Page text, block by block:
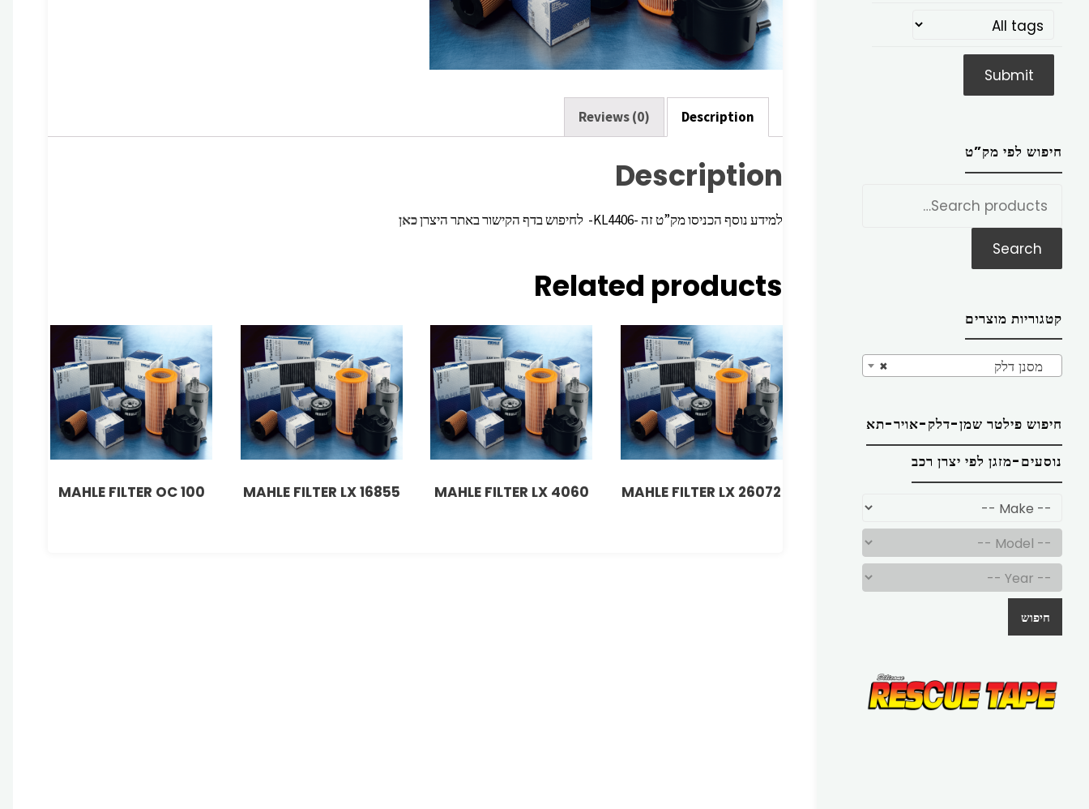
Description
Reviews (0)
Description
למידע נוסף הכניסו מק”ט זה -KL4406- לחיפוש בדף הקישור באתר היצרן כאן
Related products
MAHLE FILTER LX 26072
MAHLE FILTER LX 4060
MAHLE FILTER LX 16855
MAHLE FILTER OC 100
חיפוש לפי מק”ט
Search
קטגוריות מוצרים
× מסנן דלק
חיפוש פילטר שמן-דלק-אויר-תא
נוסעים-מזגן לפי יצרן רכב
חיפוש